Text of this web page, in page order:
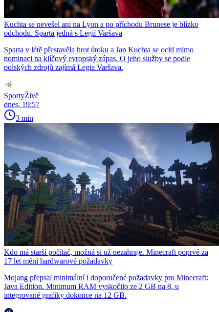
Kuchta se nevešel ani na Lyon a po příchodu Brunese je blízko
odchodu. Sparta jedná s Legií Varšava
Sparta v létě přestavěla hrot útoku a Jan Kuchta se ocitl mimo
nominaci na klíčový evropský zápas. O jeho služby se podle
polských zdrojů zajímá Legia Varšava.
SportyŽivě
dnes, 19:57
3 min
Kdo má starší počítač, možná si už nezahraje. Minecraft poprvé za
17 let mění hardwarové požadavky
Mojang přepsal minimální i doporučené požadavky pro Minecraft:
Java Edition. Minimum RAM vyskočilo ze 2 GB na 8, u
integrované grafiky dokonce na 12 GB.